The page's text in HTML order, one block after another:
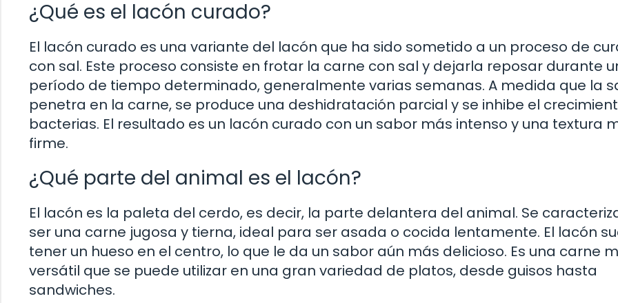
¿Qué es el lacón curado?
El lacón curado es una variante del lacón que ha sido sometido a un proceso de
con sal. Este proceso consiste en frotar la carne con sal y dejarla reposar durante
período de tiempo determinado, generalmente varias semanas. A medida que la
penetra en la carne, se produce una deshidratación parcial y se inhibe el
bacterias. El resultado es un lacón curado con un sabor más intenso y una textura
firme.
¿Qué parte del animal es el lacón?
El lacón es la paleta del cerdo, es decir, la parte delantera del animal. Se
ser una carne jugosa y tierna, ideal para ser asada o cocida lentamente. El lacón
tener un hueso en el centro, lo que le da un sabor aún más delicioso. Es una carne
versátil que se puede utilizar en una gran variedad de platos, desde guisos hasta
sandwiches.